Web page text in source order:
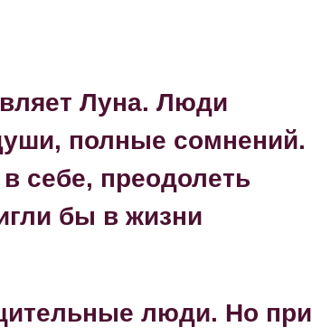
Луна. Люди
полные сомнений.
себе, преодолеть
бы в жизни
люди. Но при